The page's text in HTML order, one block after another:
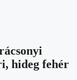
hideg fehér